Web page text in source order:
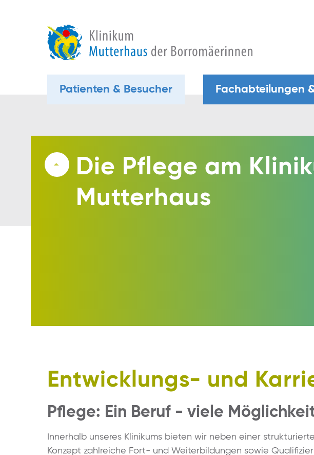
Patienten & Besucher Fachabteilungen
Die Pflege am
Mutterhaus
Entwicklungs- und
Pflege: Ein Beruf - viele
Innerhalb unseres Klinikums bieten wir neben einer
Konzept zahlreiche Fort- und Weiterbildungen sowie